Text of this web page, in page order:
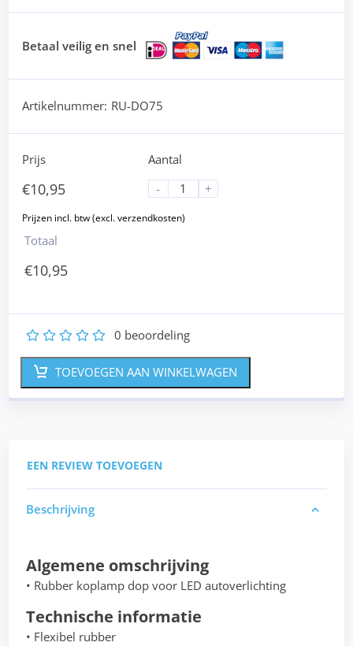
Betaal veilig en snel
Artikelnummer: RU-DO75
Prijs
€10,95
Aantal
-
+
Totaal
€10,95
5
4
3
2 0 beoordeling
TOEVOEGEN AAN WINKELWAGEN
EEN REVIEW TOEVOEGEN
Beschrijving
Algemene omschrijving
• Rubber koplamp dop voor LED autoverlichting
Technische informatie
• Flexibel rubber